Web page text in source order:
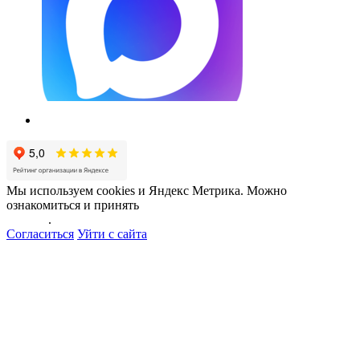
Мы используем cookies и Яндекс Метрика. Можно
ознакомиться и принять
.
Согласиться Уйти с сайта